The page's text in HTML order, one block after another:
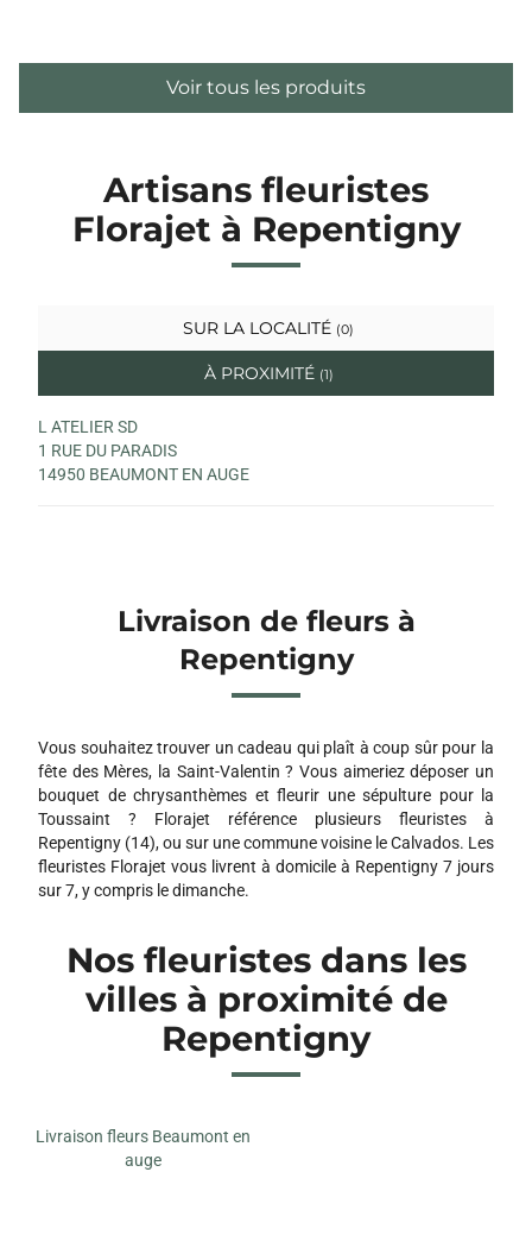
Voir tous les produits
Artisans fleuristes
Florajet à Repentigny
SUR LA LOCALITÉ (0)
À PROXIMITÉ (1)
L ATELIER SD
1 RUE DU PARADIS
14950 BEAUMONT EN AUGE
Livraison de fleurs à
Repentigny
Vous souhaitez trouver un cadeau qui plaît à coup sûr pour la
fête des Mères, la Saint-Valentin ? Vous aimeriez déposer un
bouquet de chrysanthèmes et fleurir une sépulture pour la
Toussaint ? Florajet référence plusieurs fleuristes à
Repentigny (14), ou sur une commune voisine le Calvados. Les
fleuristes Florajet vous livrent à domicile à Repentigny 7 jours
sur 7, y compris le dimanche.
Nos fleuristes dans les
villes à proximité de
Repentigny
Livraison fleurs Beaumont en
auge